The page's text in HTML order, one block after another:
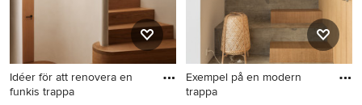
Idéer för att renovera en
funkis trappa
Exempel på en modern
trappa